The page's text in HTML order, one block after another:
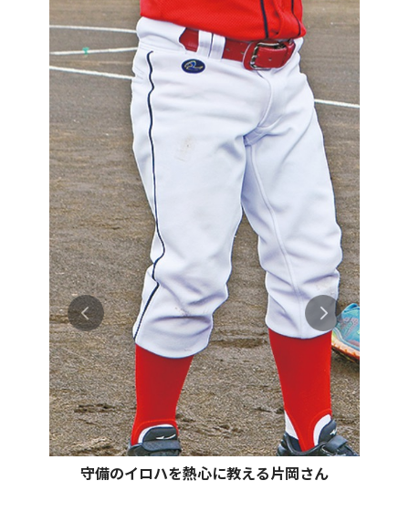
守備のイロハを熱心に教える片岡さん